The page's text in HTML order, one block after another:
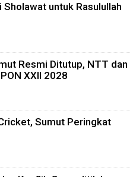
Sholawat untuk Rasulullah
Resmi Ditutup, NTT dan
XXII 2028
Sumut Peringkat